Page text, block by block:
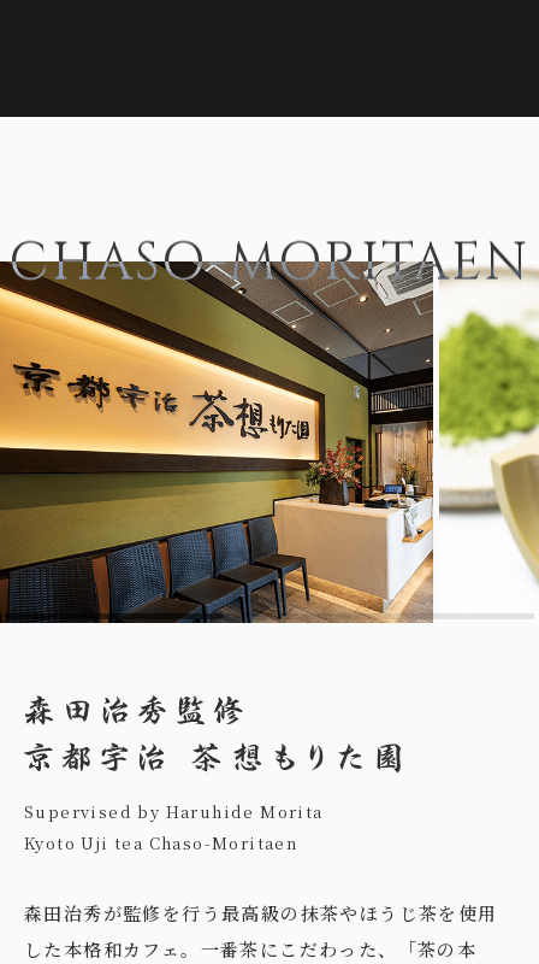
CHASO-MORITAEN
Supervised by Haruhide Morita
Kyoto Uji tea Chaso-Moritaen
森田治秀が監修を行う最高級の抹茶やほうじ茶を使用
した本格和カフェ。一番茶にこだわった、「茶の本